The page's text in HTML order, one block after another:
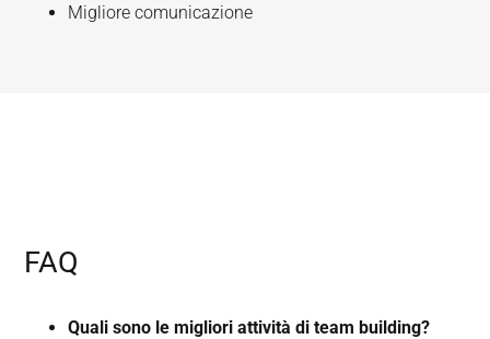
Migliore comunicazione
FAQ
Quali sono le migliori attività di team building?